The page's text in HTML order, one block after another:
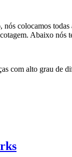
colocamos
Abaixo
com alto grau de